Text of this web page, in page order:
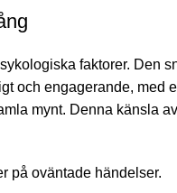
faktorer. Den
och engagerande,
mynt. Denna känsla
på oväntade händelser.